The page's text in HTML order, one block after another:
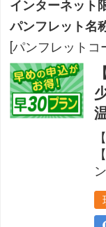
インターネット
パンフレット名
[パンフレットコ